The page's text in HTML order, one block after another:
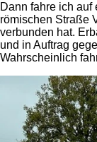
Dann fahre ich auf
römischen Straße
verbunden hat.
und in Auftrag
Wahrscheinlich